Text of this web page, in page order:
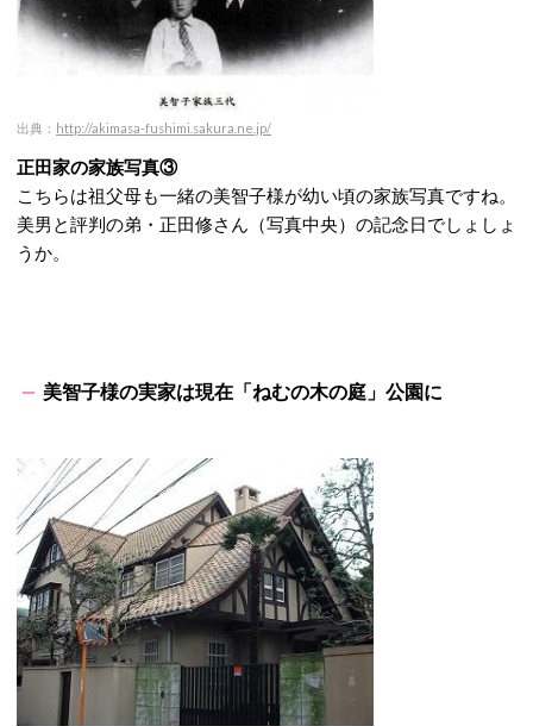
出典： http://akimasa-fushimi.sakura.ne.jp/
正田家の家族写真③
こちらは祖父母も一緒の美智子様が幼い頃の家族写真ですね。
美男と評判の弟・正田修さん（写真中央）の記念日でしょしょ
うか。
美智子様の実家は現在「ねむの木の庭」公園に